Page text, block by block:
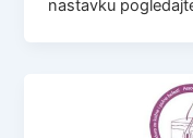
nastavku